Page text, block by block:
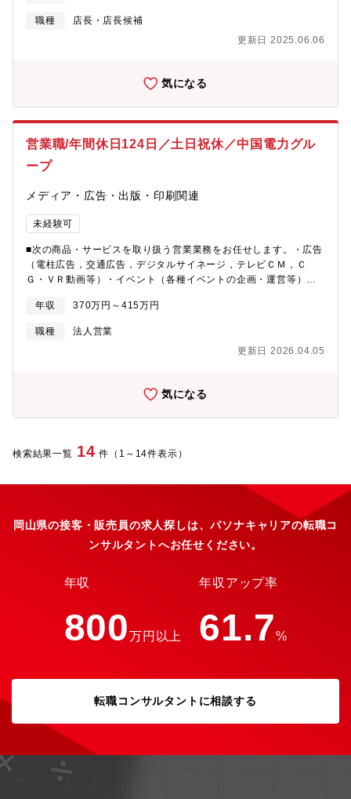
っていただきます。将来的には店長から統括マネージャーを目指
ョン（ホールで接客及び簡単な調理）・メンバー管理・教育・店
職種
店長・店長候補
更新日 2025.06.06
気になる
営業職/年間休日124日／土日祝休／中国電力グル
ープ
メディア・広告・出版・印刷関連
未経験可
■次の商品・サービスを取り扱う営業業務をお任せします。・広告
（電柱広告，交通広告，デジタルサイネージ，テレビＣＭ，Ｃ
Ｇ・ＶＲ動画等）・イベント（各種イベントの企画・運営等）・
ウェブメディア（ホームページ，ウェブ広告等）・災害備蓄・衛
生対策（備蓄用非常食，防災用品，感染症対策用品等）・採用支
援（マイナビ，入社案内，採用動画・ホームページ等）■担当エリ
ア【仕事の魅力】・安定性…全体の６割を中国電力のグループ企
間休日126日かつ月々の残業も15時間以下で、ワークライフバラ
年収 370万円～415万円
職種
法人営業
更新日 2026.04.05
気になる
検索結果一覧 14 件（1～14件表示）
岡山県の接客・販売員の求人探しは、パソナキャリアの転職コ
ンサルタントへお任せください。
年収
800万円以上
年収アップ率
61.7%
転職コンサルタントに相談する